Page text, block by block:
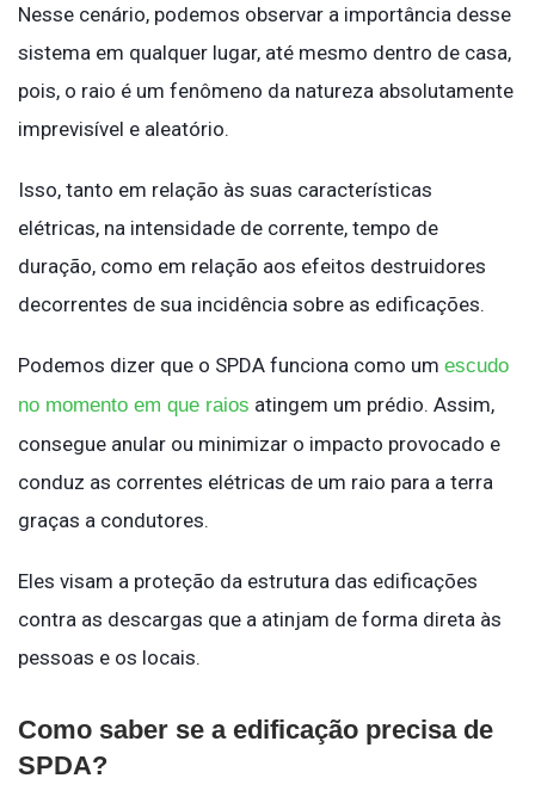
Nesse cenário, podemos observar a importância desse
sistema em qualquer lugar, até mesmo dentro de casa,
pois, o raio é um fenômeno da natureza absolutamente
imprevisível e aleatório.
Isso, tanto em relação às suas características
elétricas, na intensidade de corrente, tempo de
duração, como em relação aos efeitos destruidores
decorrentes de sua incidência sobre as edi­ficações.
Podemos dizer que o SPDA funciona como um escudo
no momento em que raios atingem um prédio. Assim,
consegue anular ou minimizar o impacto provocado e
conduz as correntes elétricas de um raio para a terra
graças a condutores.
Eles visam a proteção da estrutura das edifi­cações
contra as descargas que a atinjam de forma direta às
pessoas e os locais.
Como saber se a edificação precisa de
SPDA?